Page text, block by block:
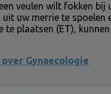
veulen wilt fokken bij
uit uw merrie te spoelen
te plaatsen (ET),
Gynaecologie